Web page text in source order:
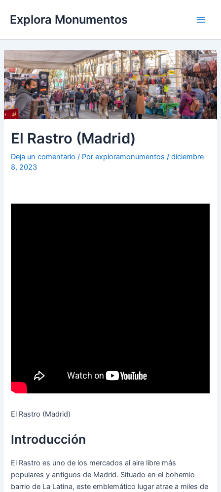
contenido
Explora Monumentos
El Rastro (Madrid)
Deja un comentario / Porexploramonumentos/diciembre
8, 2023
El Rastro (Madrid)
Introducción
El Rastro es uno de los mercados al aire libre más
populares y antiguos de Madrid. Situado en el bohemio
barrio de La Latina, este emblemático lugar atrae a miles de